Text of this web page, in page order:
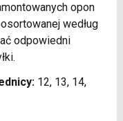
opon
według
odpowiedni
12, 13, 14,